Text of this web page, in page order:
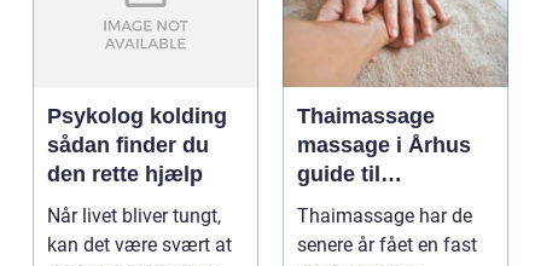
Psykolog kolding
sådan finder du
den rette hjælp
Når livet bliver tungt,
kan det være svært at
Thaimassage
massage i Århus
guide til
afslapning,
smidighed og
bedre velvære
Thaimassage har de
senere år fået en fast